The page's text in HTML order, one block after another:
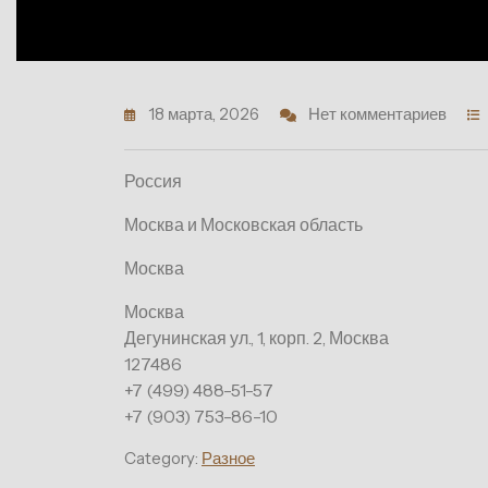
18 марта, 2026 Нет комментариев
Россия
Москва и Московская область
Москва
Москва
Дегунинская ул., 1, корп. 2, Москва
127486
+7 (499) 488-51-57
+7 (903) 753-86-10
Category: Разное